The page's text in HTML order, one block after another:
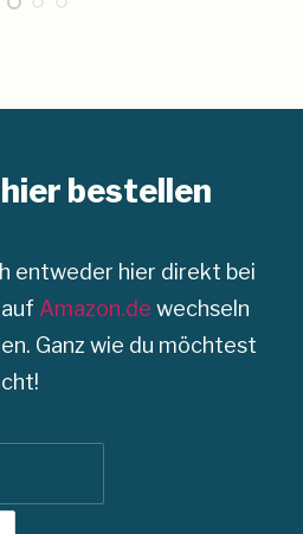
bestellen
entweder hier direkt bei
Amazon.de wechseln
Ganz wie du möchtest